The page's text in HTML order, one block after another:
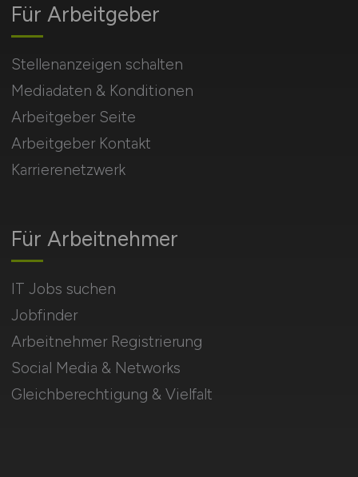
Für Arbeitnehmer
IT Jobs suchen
Jobfinder
Arbeitnehmer Registrierung
Social Media & Networks
Gleichberechtigung & Vielfalt
Für Arbeitgeber
Stellenanzeigen schalten
Mediadaten & Konditionen
Arbeitgeber Seite
Arbeitgeber Kontakt
Karrierenetzwerk